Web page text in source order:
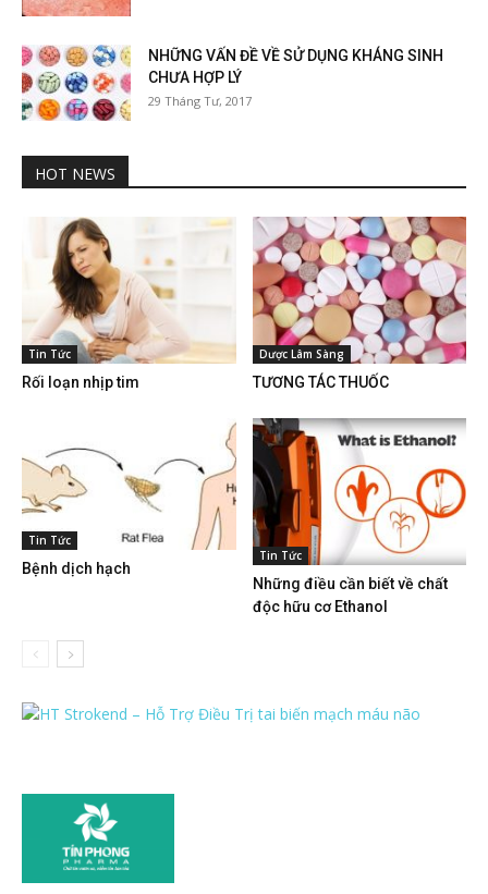
NHỮNG VẤN ĐỀ VỀ SỬ DỤNG KHÁNG SINH
CHƯA HỢP LÝ
29 Tháng Tư, 2017
HOT NEWS
Tin Tức
Rối loạn nhịp tim
Dược Lâm Sàng
TƯƠNG TÁC THUỐC
Tin Tức
Bệnh dịch hạch
Tin Tức
Những điều cần biết về chất
độc hữu cơ Ethanol